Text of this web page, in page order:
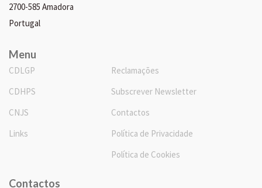
2700-585 Amadora
Portugal
Menu
CDLGP
CDHPS
CNJS
Links
Reclamações
Subscrever Newsletter
Contactos
Política de Privacidade
Política de Cookies
Contactos